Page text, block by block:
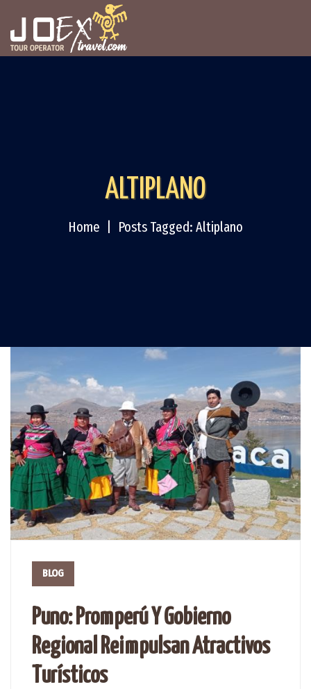
ALTIPLANO
Home Posts Tagged: Altiplano
BLOG
Puno: Promperú Y Gobierno
Regional Reimpulsan Atractivos
Turísticos